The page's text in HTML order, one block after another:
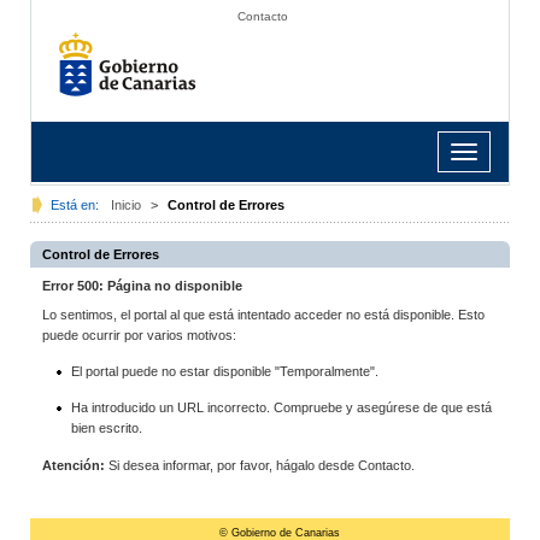
Contacto
Toggle
navigation
Está en: Inicio > Control de Errores
Control de Errores
Error 500: Página no disponible
Lo sentimos, el portal al que está intentado acceder no está disponible. Esto
puede ocurrir por varios motivos:
El portal puede no estar disponible "Temporalmente".
Ha introducido un URL incorrecto. Compruebe y asegúrese de que está
bien escrito.
Atención: Si desea informar, por favor, hágalo desde Contacto.
© Gobierno de Canarias